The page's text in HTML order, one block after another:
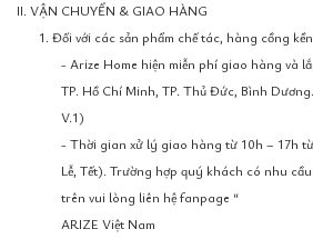
II. VẬN CHUYỂN & GIAO HÀNG
1. Đối với các sản phẩm chế tác, hàng cồng
- Arize Home hiện miễn phí giao hàng và
TP. Hồ Chí Minh, TP. Thủ Đức, Bình
V.1)
- Thời gian xử lý giao hàng từ 10h – 17h
Lễ, Tết). Trường hợp quý khách có nhu
trên vui lòng liên hệ fanpage “
ARIZE Việt Nam